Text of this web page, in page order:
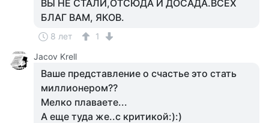
ВЫ НЕ СТАЛИ,ОТСЮДА И ДОСАДА.ВСЕХ
БЛАГ ВАМ, ЯКОВ.
8 лет
1
Jacov Krell
Ваше представление о счастье это стать
миллионером??
Мелко плаваете...
А еще туда же..с критикой:):)